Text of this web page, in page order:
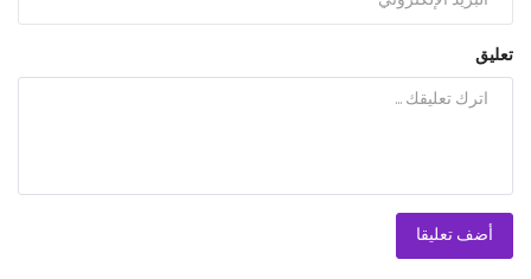
تعليق
أضف تعليقا